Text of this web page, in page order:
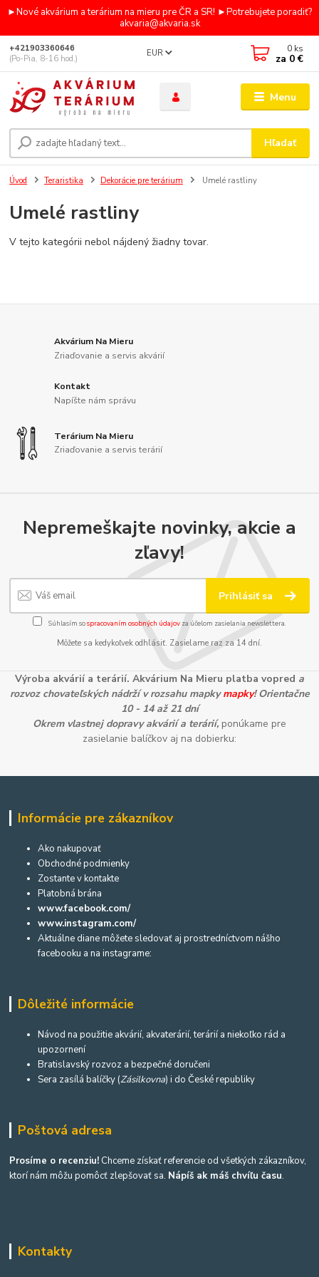
►Nové akvárium a terárium na mieru pre ČR a SR! ►Potrebujete poradiť?
akvaria@akvaria.sk
Menu
EUR
Hľadať
+421903360646
(Po-Pia, 8-16 hod.)
0 ks
za 0 €
Úvod Teraristika Dekorácie pre terárium Umelé rastliny
Umelé rastliny
V tejto kategórii nebol nájdený žiadny tovar.
Akvárium Na Mieru
Zriaďovanie a servis akvárií
Kontakt
Napíšte nám správu
Terárium Na Mieru
Zriaďovanie a servis terárií
Nepremeškajte novinky, akcie a
zľavy!
Prihlásiť sa
Súhlasím sospracovaním osobných údajov za účelom zasielania newslettera.
Môžete sa kedykoľvek odhlásiť. Zasielame raz za 14 dní.
Výroba akvárií a terárií. Akvárium Na Mieru platba vopred a
rozvoz chovateľských nádrží v rozsahu mapkymapky! Orientačne
10 - 14 až 21 dní
Okrem vlastnej dopravy akvárií a terárií, ponúkame pre
zasielanie balíčkov aj na dobierku:
Informácie pre zákazníkov
Ako nakupovať
Obchodné podmienky
Zostante v kontakte
Platobná brána
www.facebook.com/
www.instagram.com/
Aktuálne diane môžete sledovať aj prostredníctvom nášho
facebooku a na instagrame:
Dôležité informácie
Návod na použitie akvárií, akvaterárií, terárií a niekoľko rád a
upozornení
Bratislavský rozvoz a bezpečné doručeni
Sera zasílá balíčky (Zásilkovna) i do České republiky
Poštová adresa
Prosíme o recenziu! Chceme získať referencie od všetkých zákazníkov,
ktorí nám môžu pomôcť zlepšovať sa. Nápíš ak máš chvíľu času.
Kontakty